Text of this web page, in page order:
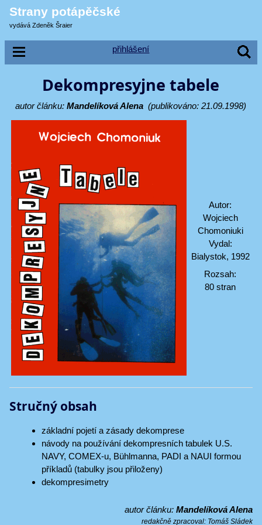
Strany potápěčské
vydává Zdeněk Šraier
přihlášení
Dekompresyjne tabele
autor článku:Mandelíková Alena (publikováno: 21.09.1998)
Autor:
Wojciech
Chomoniuki
Vydal:
Bialystok, 1992
Rozsah:
80 stran
Stručný obsah
základní pojetí a zásady dekomprese
návody na používání dekompresních tabulek U.S.
NAVY, COMEX-u, Bühlmanna, PADI a NAUI formou
příkladů (tabulky jsou přiloženy)
dekompresimetry
autor článku: Mandelíková Alena
redakčně zpracoval: Tomáš Sládek